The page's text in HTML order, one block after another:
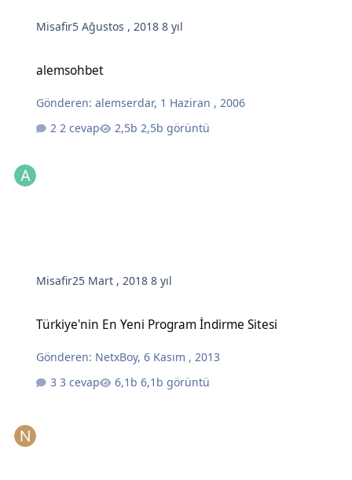
Misafir5 Ağustos , 20188 yıl
alemsohbet
Gönderen:alemserdar, 1 Haziran , 2006
2 cevap
2,5b görüntü
Misafir25 Mart , 20188 yıl
Türkiye'nin En Yeni Program İndirme Sitesi
Gönderen: NetxBoy,6 Kasım , 2013
3 cevap
6,1b görüntü